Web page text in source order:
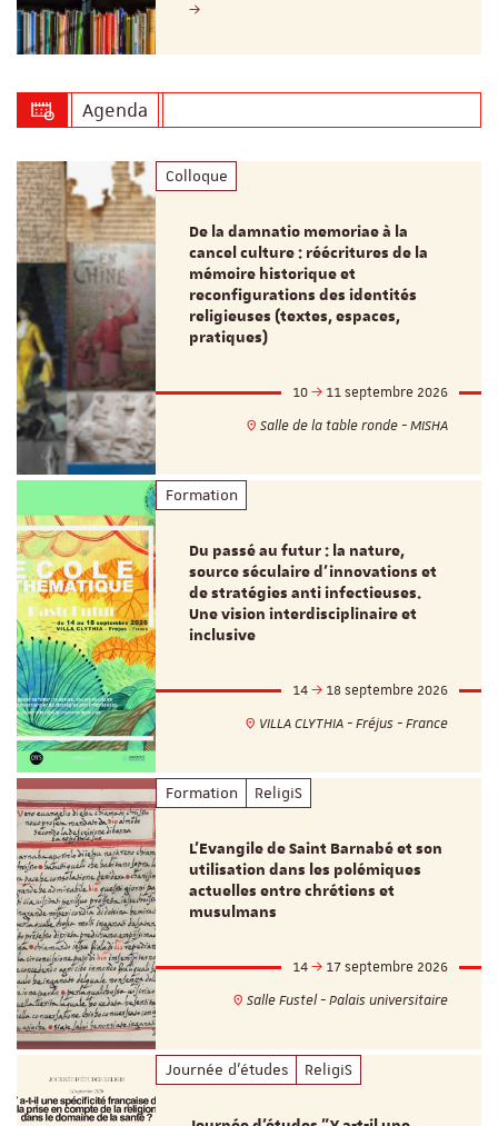
Agenda
Colloque
De la damnatio memoriae à la
cancel culture : réécritures de la
mémoire historique et
reconfigurations des identités
religieuses (textes, espaces,
pratiques)
10
11 septembre 2026
Salle de la table ronde - MISHA
Formation
Du passé au futur : la nature,
source séculaire d’innovations et
de stratégies anti infectieuses.
Une vision interdisciplinaire et
inclusive
14
18 septembre 2026
VILLA CLYTHIA - Fréjus - France
Formation ReligiS
L’Evangile de Saint Barnabé et son
utilisation dans les polémiques
actuelles entre chrétiens et
musulmans
14
17 septembre 2026
Salle Fustel - Palais universitaire
Journée d'études ReligiS